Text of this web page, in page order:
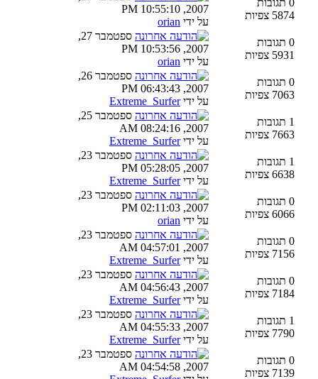
5874 צפיות
2007, 10:55:10 PM
על ידי orian
0 תגובות
5931 צפיות
ספטמבר 27,
2007, 10:53:56 PM
על ידי orian
0 תגובות
7063 צפיות
ספטמבר 26,
2007, 06:43:43 PM
על ידיExtreme_Surfer
1 תגובות
7663 צפיות
ספטמבר 25,
2007, 08:24:16 AM
על ידיExtreme_Surfer
1 תגובות
6638 צפיות
ספטמבר 23,
2007, 05:28:05 PM
על ידיExtreme_Surfer
0 תגובות
6066 צפיות
ספטמבר 23,
2007, 02:11:03 PM
על ידי orian
0 תגובות
7156 צפיות
ספטמבר 23,
2007, 04:57:01 AM
על ידיExtreme_Surfer
0 תגובות
7184 צפיות
ספטמבר 23,
2007, 04:56:43 AM
על ידיExtreme_Surfer
1 תגובות
7790 צפיות
ספטמבר 23,
2007, 04:55:33 AM
על ידיExtreme_Surfer
0 תגובות
7139 צפיות
ספטמבר 23,
2007, 04:54:58 AM